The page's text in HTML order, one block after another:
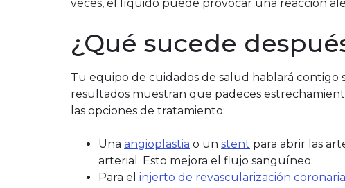
veces, el líquido puede provocar una reacción
¿Qué sucede
Tu equipo de cuidados de salud hablará contigo
resultados muestran que padeces
las opciones de tratamiento:
Una angioplastia o un stent para abrir las
arterial. Esto mejora el flujo sanguíneo.
Para el injerto de revascularización coronaria